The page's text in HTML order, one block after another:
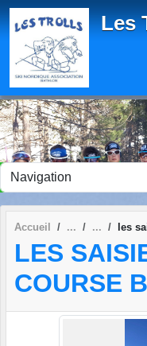
Les
Accueil les
LES
COURSE
Panneau de gestion des